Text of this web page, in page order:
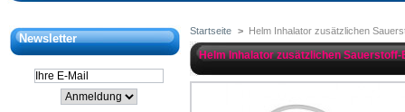
Newsletter
Startseite > Helm Inhalator zusätzlichen
Helm Inhalator zusätzlichen Sauerstoff-